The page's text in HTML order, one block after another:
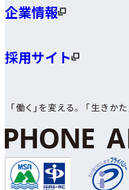
企業情報
採用サイト